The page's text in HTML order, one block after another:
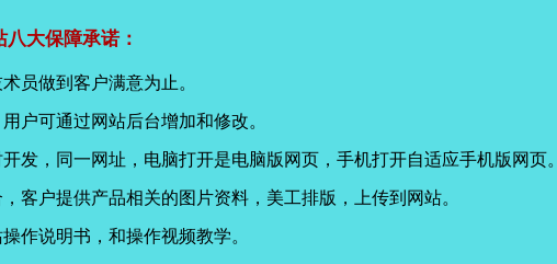
大保障承诺：
员做到客户满意为止。
户可通过网站后台增加和修改。
发，同一网址，电脑打开是电脑版网页，手机打开自适应手机版网页。
客户提供产品相关的图片资料，美工排版，上传到网站。
作说明书，和操作视频教学。